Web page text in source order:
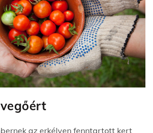
az erkélyen fenntartott kert